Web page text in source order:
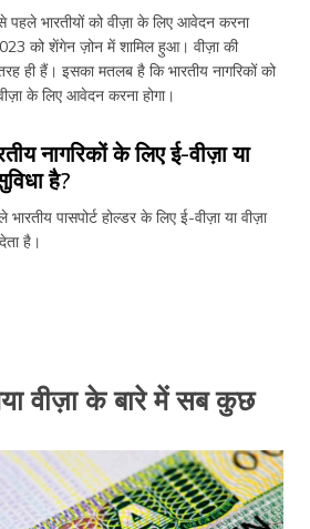
पहले भारतीयों को वीज़ा के लिए आवेदन करना
को शेंगेन ज़ोन में शामिल हुआ। वीज़ा की
ही हैं। इसका मतलब है कि भारतीय नागरिकों को
के लिए आवेदन करना होगा।
नागरिकों के लिए ई-वीज़ा या
है?
पासपोर्ट होल्डर के लिए ई-वीज़ा या वीज़ा
है।
वीज़ा के बारे में सब कुछ